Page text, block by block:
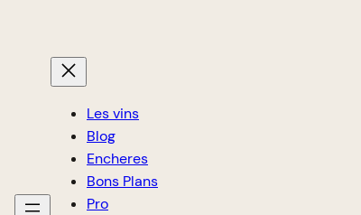
Les vins
Blog
Encheres
Bons Plans
Pro